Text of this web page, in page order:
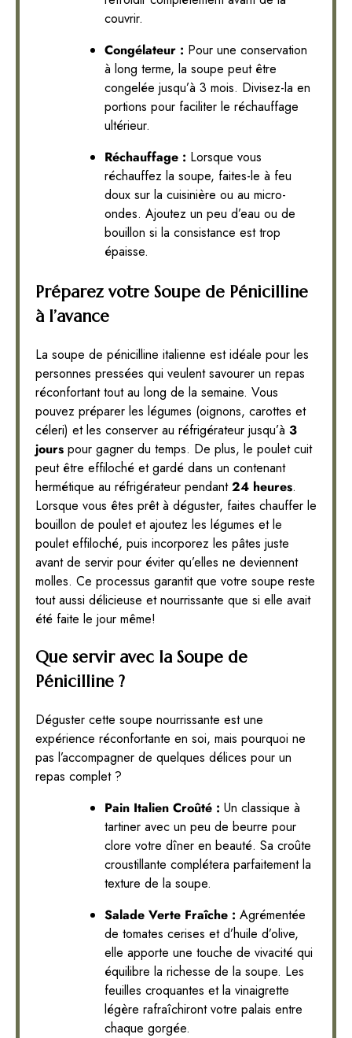
couvrir.
Congélateur : Pour une conservation
à long terme, la soupe peut être
congelée jusqu’à 3 mois. Divisez-la en
portions pour faciliter le réchauffage
ultérieur.
Réchauffage : Lorsque vous
réchauffez la soupe, faites-le à feu
doux sur la cuisinière ou au micro-
ondes. Ajoutez un peu d’eau ou de
bouillon si la consistance est trop
épaisse.
Préparez votre Soupe de Pénicilline
à l’avance
La soupe de pénicilline italienne est idéale pour les
personnes pressées qui veulent savourer un repas
réconfortant tout au long de la semaine. Vous
pouvez préparer les légumes (oignons, carottes et
céleri) et les conserver au réfrigérateur jusqu’à 3
jours pour gagner du temps. De plus, le poulet cuit
peut être effiloché et gardé dans un contenant
hermétique au réfrigérateur pendant24 heures.
Lorsque vous êtes prêt à déguster, faites chauffer le
bouillon de poulet et ajoutez les légumes et le
poulet effiloché, puis incorporez les pâtes juste
avant de servir pour éviter qu’elles ne deviennent
molles. Ce processus garantit que votre soupe reste
tout aussi délicieuse et nourrissante que si elle avait
été faite le jour même!
Que servir avec la Soupe de
Pénicilline ?
Déguster cette soupe nourrissante est une
expérience réconfortante en soi, mais pourquoi ne
pas l’accompagner de quelques délices pour un
repas complet ?
Pain Italien Croûté : Un classique à
tartiner avec un peu de beurre pour
clore votre dîner en beauté. Sa croûte
croustillante complétera parfaitement la
texture de la soupe.
Salade Verte Fraîche : Agrémentée
de tomates cerises et d’huile d’olive,
elle apporte une touche de vivacité qui
équilibre la richesse de la soupe. Les
feuilles croquantes et la vinaigrette
légère rafraîchiront votre palais entre
chaque gorgée.